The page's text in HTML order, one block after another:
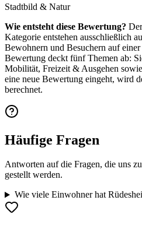
Stadtbild & Natur
Wie entsteht diese Bewertung?
Kategorie entstehen ausschließlich
Bewohnern und Besuchern auf
Bewertung deckt fünf Themen ab:
Mobilität, Freizeit & Ausgehen
eine neue Bewertung eingeht, wird
berechnet.
Häufige Fragen
Antworten auf die Fragen, die uns
gestellt werden.
Wie viele Einwohner hat